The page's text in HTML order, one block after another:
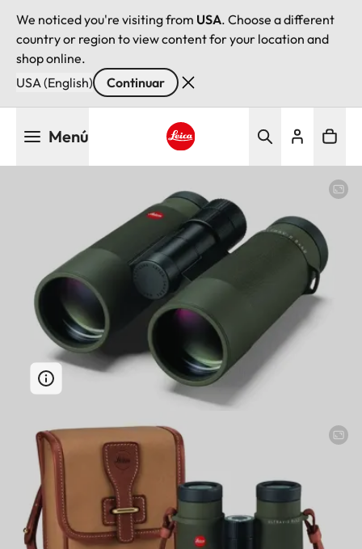
We noticed you're visiting from USA. Choose a different
country or region to view content for your location and
shop online.
USA (English)
Continuar
Menú